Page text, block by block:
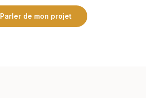
Parler de mon projet